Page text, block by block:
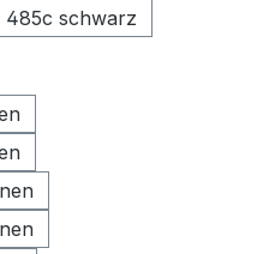
485c schwarz